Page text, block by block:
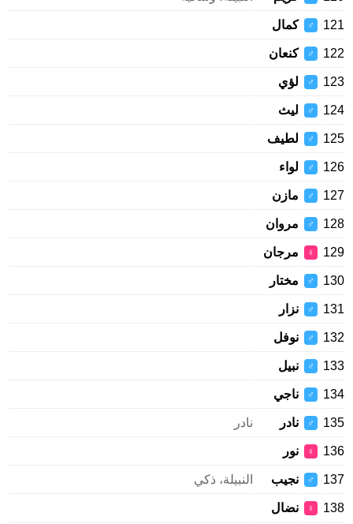
121
♂ كمال
122
♂ كنعان
123
♂ لؤي
124
♂ ليث
125
♂ لطيف
126
♂ لواء
127
♂ مازن
128
♂ مروان
129
♀ مرجان
130
♂ مختار
131
♂ نزار
132
♂ نوفل
133
♂ نبيل
134
♂ ناجي
135
♂ نادر نادر
136
♀ نور
137
♂ نجيب النبيلة، ذكي
138
♀ نضال